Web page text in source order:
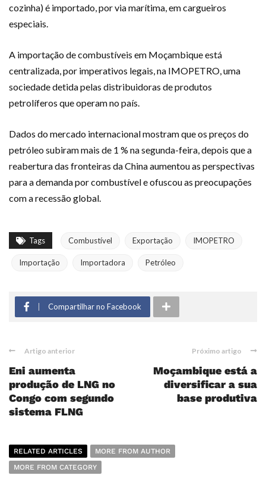
cozinha) é importado, por via marítima, em cargueiros
especiais.
A importação de combustíveis em Moçambique está
centralizada, por imperativos legais, na IMOPETRO, uma
sociedade detida pelas distribuidoras de produtos
petrolíferos que operam no país.
Dados do mercado internacional mostram que os preços do
petróleo subiram mais de 1 % na segunda-feira, depois que a
reabertura das fronteiras da China aumentou as perspectivas
para a demanda por combustível e ofuscou as preocupações
com a recessão global.
Tags Combustível Exportação IMOPETRO
Importação Importadora Petróleo
Compartilhar no Facebook
Artigo anterior
Eni aumenta
produção de LNG no
Congo com segundo
sistema FLNG
Próximo artigo
Moçambique está a
diversificar a sua
base produtiva
RELATED ARTICLES
MORE FROM AUTHOR
MORE FROM CATEGORY